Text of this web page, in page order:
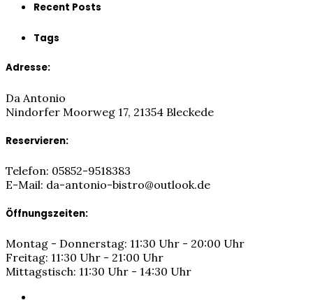
Recent Posts
Tags
Adresse:
Da Antonio
Nindorfer Moorweg 17, 21354 Bleckede
Reservieren:
Telefon: 05852-9518383
E-Mail: da-antonio-bistro@outlook.de
Öffnungszeiten:
Montag - Donnerstag: 11:30 Uhr - 20:00 Uhr
Freitag: 11:30 Uhr - 21:00 Uhr
Mittagstisch: 11:30 Uhr - 14:30 Uhr